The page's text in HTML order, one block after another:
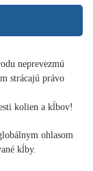
neprevezmú
strácajú právo
kolien a kĺbov!
ohlasom
kĺby.